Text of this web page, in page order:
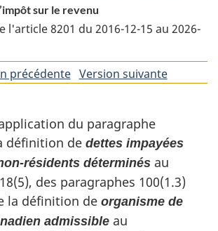
sur le revenu
l'article 8201 du 2016-12-15 au 2026-
précédentedeVersion suivantede
du paragraphe
définition de dettes impayées
résidents déterminés au
des paragraphes 100(1.3)
la définition de organisme de
admissible au